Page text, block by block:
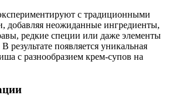
с традиционными
добавляя неожиданные ингредиенты,
редкие специи или даже элементы
результате появляется уникальная
с разнообразием крем-супов на